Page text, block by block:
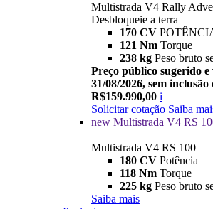
Multistrada V4 Rally
Desbloqueie a terra
170 CV
121 Nm Torque
238 kg Peso bruto
Preço público sugerido e
31/08/2026, sem inclusão
R$159.990,00 i
Solicitar cotação Saiba
new Multistrada V4 RS
Multistrada V4 RS 100
180 CV Potência
118 Nm Torque
225 kg Peso bruto
Saiba mais